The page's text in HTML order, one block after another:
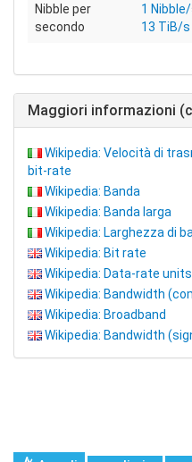
Nibble per
secondo
1
13 TiB/s
Maggiori informazioni
Wikipedia: Velocità di
bit-rate
Wikipedia: Banda
Wikipedia: Banda larga
Wikipedia: Larghezza di
Wikipedia: Bit rate
Wikipedia: Data-rate units
Wikipedia: Bandwidth
Wikipedia: Broadband
Wikipedia: Bandwidth